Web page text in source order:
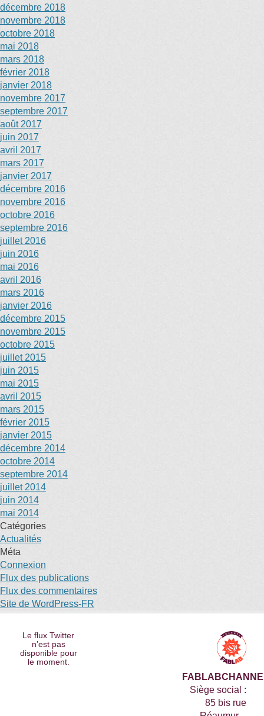
décembre 2018
novembre 2018
octobre 2018
mai 2018
mars 2018
février 2018
janvier 2018
novembre 2017
septembre 2017
août 2017
juin 2017
avril 2017
mars 2017
janvier 2017
décembre 2016
novembre 2016
octobre 2016
septembre 2016
juillet 2016
juin 2016
mai 2016
avril 2016
mars 2016
janvier 2016
décembre 2015
novembre 2015
octobre 2015
juillet 2015
juin 2015
mai 2015
avril 2015
mars 2015
février 2015
janvier 2015
décembre 2014
octobre 2014
septembre 2014
juillet 2014
juin 2014
mai 2014
Catégories
Actualités
Méta
Connexion
Flux des publications
Flux des commentaires
Site de WordPress-FR
Le flux Twitter
n’est pas
disponible pour
le moment.
Siège social :
85 bis rue